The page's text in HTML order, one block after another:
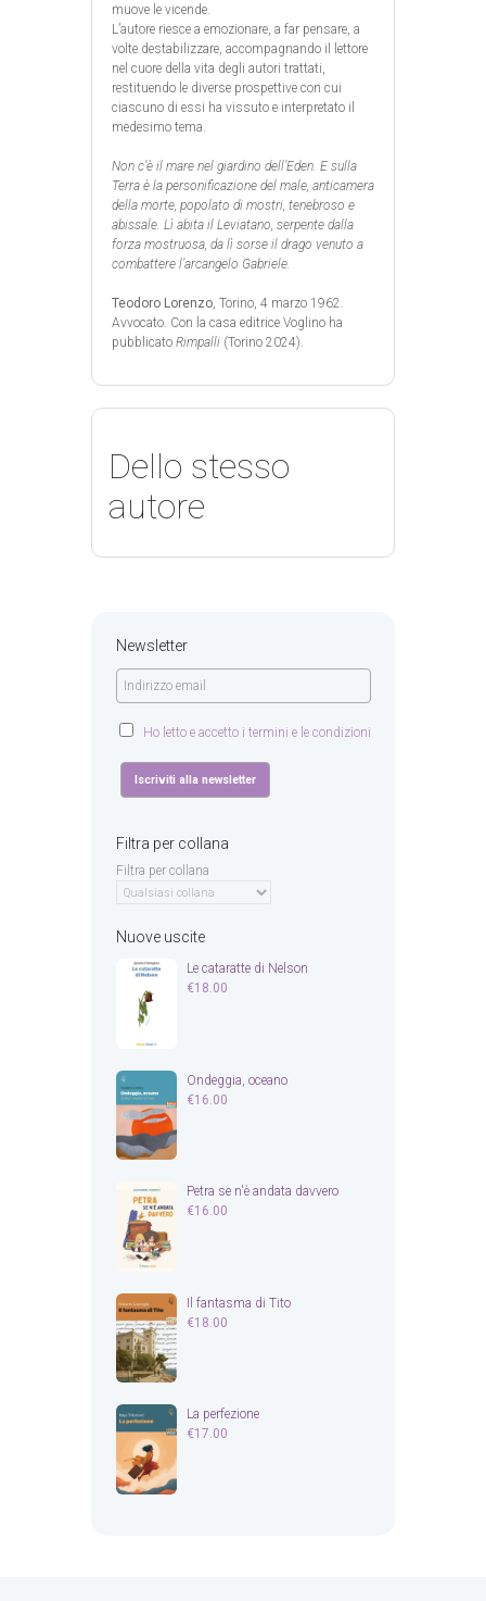
muove le vicende.
L’autore riesce a emozionare, a far pensare, a
volte destabilizzare, accompagnando il lettore
nel cuore della vita degli autori trattati,
restituendo le diverse prospettive con cui
ciascuno di essi ha vissuto e interpretato il
medesimo tema.
Non c’è il mare nel giardino dell’Eden. E sulla
Terra è la personificazione del male, anticamera
della morte, popolato di mostri, tenebroso e
abissale. Lì abita il Leviatano, serpente dalla
forza mostruosa, da lì sorse il drago venuto a
combattere l’arcangelo Gabriele.
Teodoro Lorenzo , Torino, 4 marzo 1962.
Avvocato. Con la casa editrice Voglino ha
pubblicato Rimpalli (Torino 2024).
Dello stesso
autore
Newsletter
Ho letto e accetto i termini e le condizioni
Filtra per collana
Filtra per collana
Nuove uscite
Le cataratte di Nelson
€18.00
Ondeggia, oceano
€16.00
Petra se n'è andata davvero
€16.00
Il fantasma di Tito
€18.00
La perfezione
€17.00